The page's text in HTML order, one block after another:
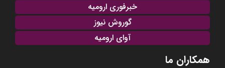
خبرفوری ارومیه
گوروش نیوز
آوای ارومیه
همکاران ما